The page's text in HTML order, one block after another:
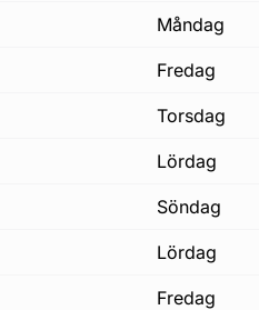
måndag
fredag
torsdag
lördag
söndag
lördag
fredag